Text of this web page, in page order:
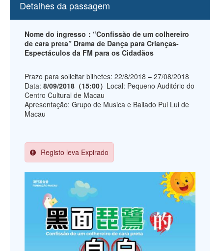
Detalhes da passagem
Nome do ingresso：“Confissão de um colhereiro
de cara preta” Drama de Dança para Crianças-
Espectáculos da FM para os Cidadãos
Prazo para solicitar bilhetes: 22/8/2018 – 27/08/2018
Data: 8/09/2018（15:00） Local: Pequeno Auditório do
Centro Cultural de Macau
Apresentação: Grupo de Musica e Bailado Pui Lui de
Macau
Registo leva Expirado